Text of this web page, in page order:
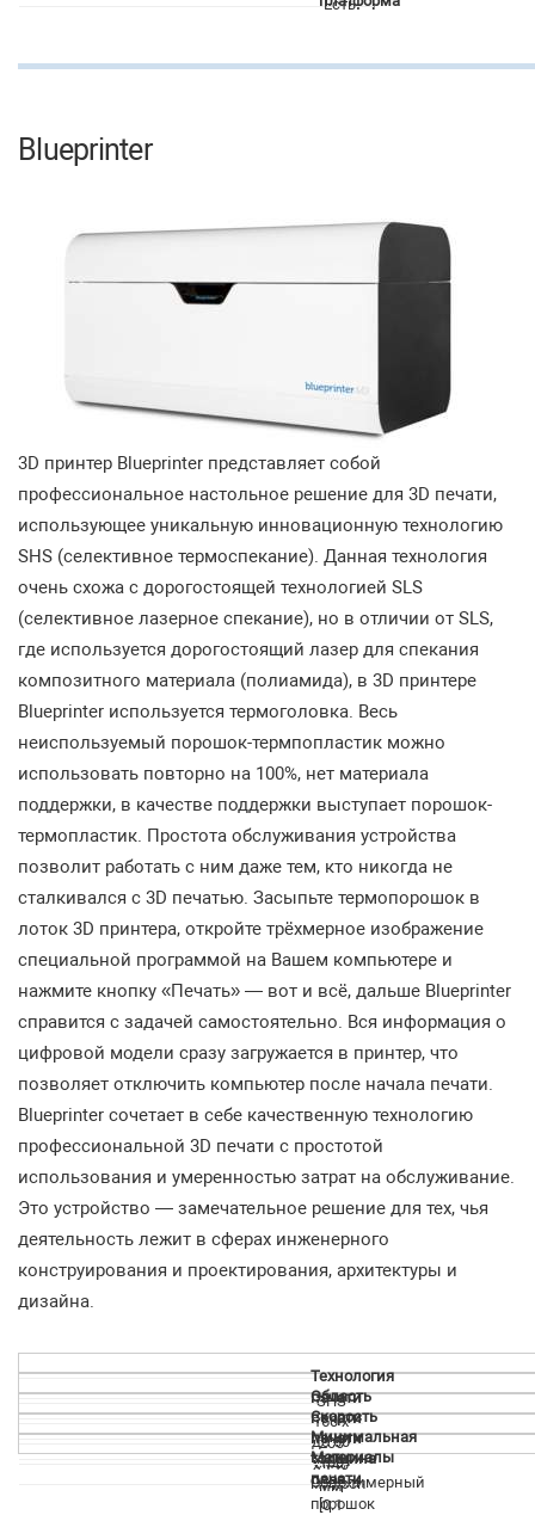
Есть
Blueprinter
3D принтер Blueprinter представляет собой
профессиональное настольное решение для 3D печати,
использующее уникальную инновационную технологию
SHS (селективное термоспекание). Данная технология
очень схожа с дорогостоящей технологией SLS
(селективное лазерное спекание), но в отличии от SLS,
где используется дорогостоящий лазер для спекания
композитного материала (полиамида), в 3D принтере
Blueprinter используется термоголовка. Весь
неиспользуемый порошок-термпопластик можно
использовать повторно на 100%, нет материала
поддержки, в качестве поддержки выступает порошок-
термопластик. Простота обслуживания устройства
позволит работать с ним даже тем, кто никогда не
сталкивался с 3D печатью. Засыпьте термопорошок в
лоток 3D принтера, откройте трёхмерное изображение
специальной программой на Вашем компьютере и
нажмите кнопку «Печать» — вот и всё, дальше Blueprinter
справится с задачей самостоятельно. Вся информация о
цифровой модели сразу загружается в принтер, что
позволяет отключить компьютер после начала печати.
Blueprinter сочетает в себе качественную технологию
профессиональной 3D печати с простотой
использования и умеренностью затрат на обслуживание.
Это устройство — замечательное решение для тех, чья
деятельность лежит в сферах инженерного
конструирования и проектирования, архитектуры и
дизайна.
Технология
печати
SHS
Область
печати
160 х
200
х 140
мм
Скорость
печати
до 60
см3/
ч
Минимальная
толщина
слоя
100
микрон
[0.1
Материалы
печати
Сополимерный
порошок